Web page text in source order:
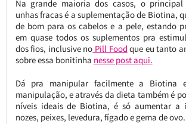
Na grande maioria dos casos, o
unhas fracas é a suplementação de Biotina,
de bom para os cabelos e a pele, estando
em quase todos os suplementos pra
dos fios, inclusive no Pill Foodque eu tanto
sobre essa bonitinha nesse post aqui.
Dá pra manipular facilmente a Biotina
manipulação, e através da dieta também é
níveis ideais de Biotina, é só aumentar a
nozes, peixes, levedura, fígado e gema de ovo.